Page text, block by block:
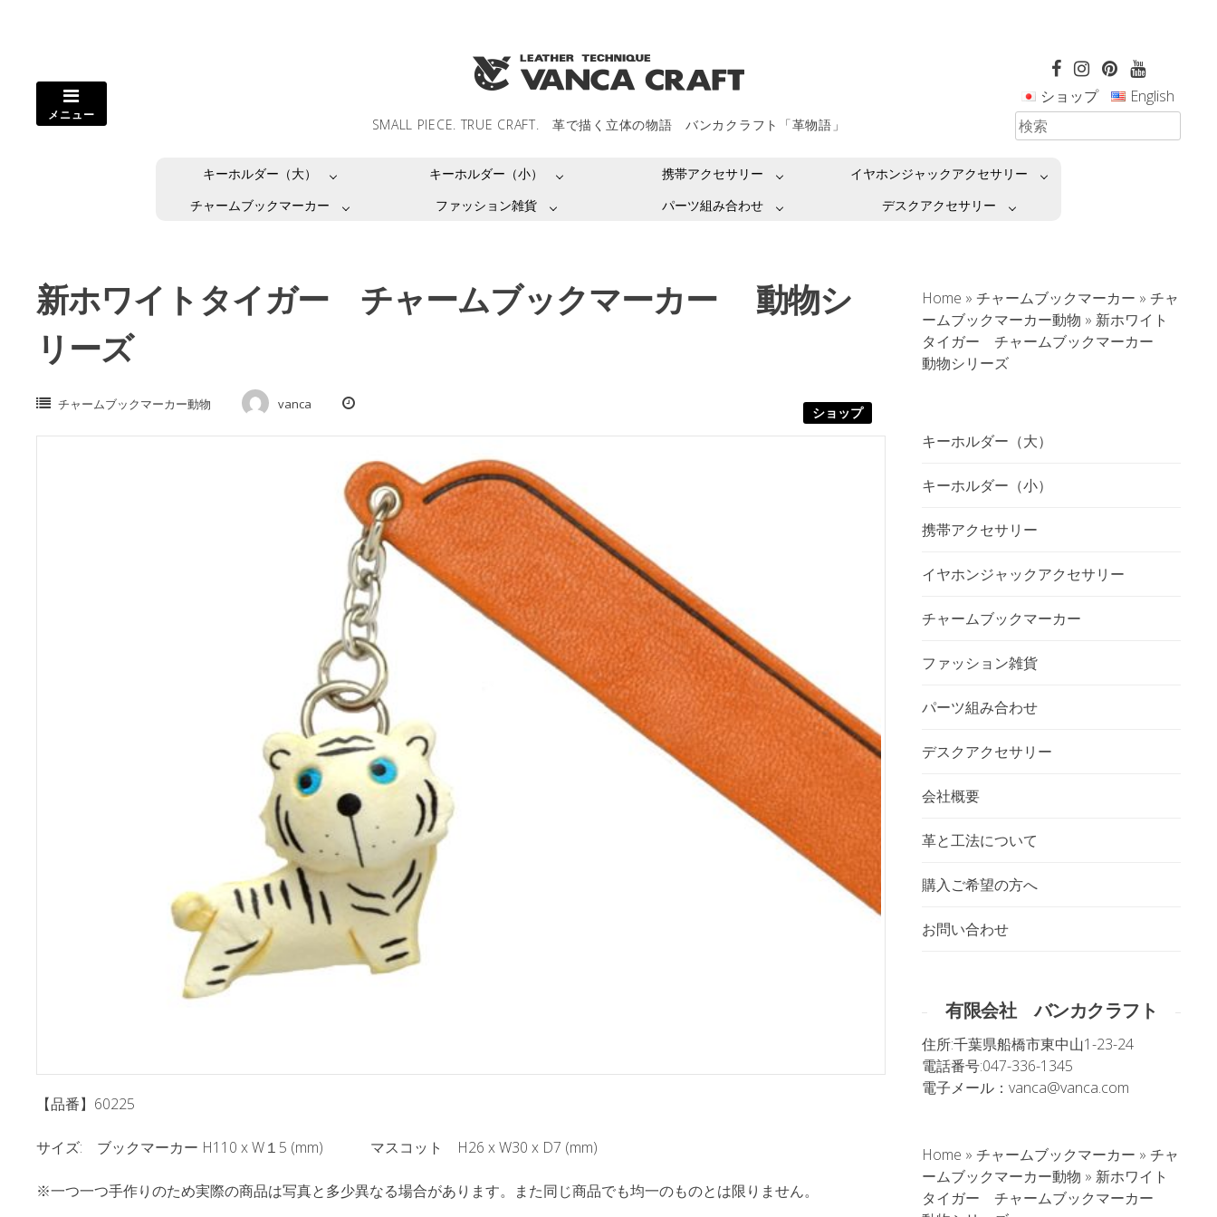
SMALL PIECE. TRUE CRAFT. 革で描く立体の物語 バンカクラフト「革物語」
メニュー
ショップ English
キーホルダー（大） キーホルダー（小） 携帯アクセサリー
イヤホンジャックアクセサリー
チャームブックマーカー
ファッション雑貨 パーツ組み合わせ デスクアクセサリー
新ホワイトタイガー チャームブックマーカー 動物シ
リーズ
ショップ
チャームブックマーカー動物 vanca
【品番】60225
サイズ: ブックマーカー H110 x W１5 (mm) マスコット H26 x W30 x D7 (mm)
※一つ一つ手作りのため実際の商品は写真と多少異なる場合があります。また同じ商品でも均一のものとは限りません。
Home » チャームブックマーカー » チャ
ームブックマーカー動物 » 新ホワイト
タイガー チャームブックマーカー
動物シリーズ
キーホルダー（大）
キーホルダー（小）
携帯アクセサリー
イヤホンジャックアクセサリー
チャームブックマーカー
ファッション雑貨
パーツ組み合わせ
デスクアクセサリー
会社概要
革と工法について
購入ご希望の方へ
お問い合わせ
有限会社 バンカクラフト
住所:千葉県船橋市東中山1-23-24
電話番号:047-336-1345
電子メール： vanca@vanca.com
Home » チャームブックマーカー » チャ
ームブックマーカー動物 » 新ホワイト
タイガー チャームブックマーカー